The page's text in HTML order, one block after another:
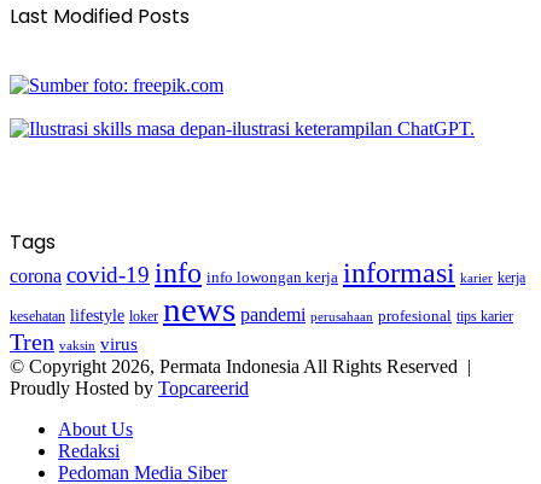
Last Modified Posts
Tags
corona covid-19 info info lowongan kerja informasi karier kerja
kesehatan lifestyle loker news pandemi perusahaan profesional tips karier
Tren vaksin virus
© Copyright 2026, Permata Indonesia All Rights Reserved |
Proudly Hosted by Topcareerid
About Us
Redaksi
Pedoman Media Siber